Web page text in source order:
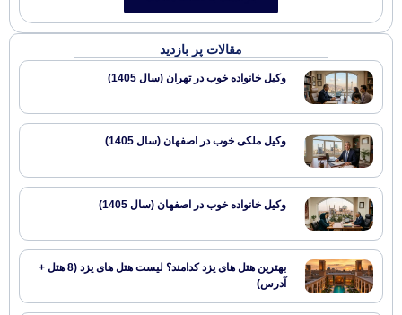
مقالات پر بازدید
وکیل خانواده خوب در تهران (سال 1405)
وکیل ملکی خوب در اصفهان (سال 1405)
وکیل خانواده خوب در اصفهان (سال 1405)
بهترین هتل های یزد کدامند؟ لیست هتل های یزد (8 هتل +
آدرس)